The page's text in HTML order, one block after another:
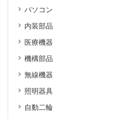
パソコン
内装部品
医療機器
機構部品
無線機器
照明器具
自動二輪